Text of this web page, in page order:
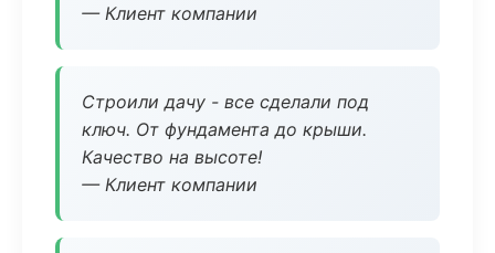
— Клиент компании
Строили дачу - все сделали под
ключ. От фундамента до крыши.
Качество на высоте!
— Клиент компании